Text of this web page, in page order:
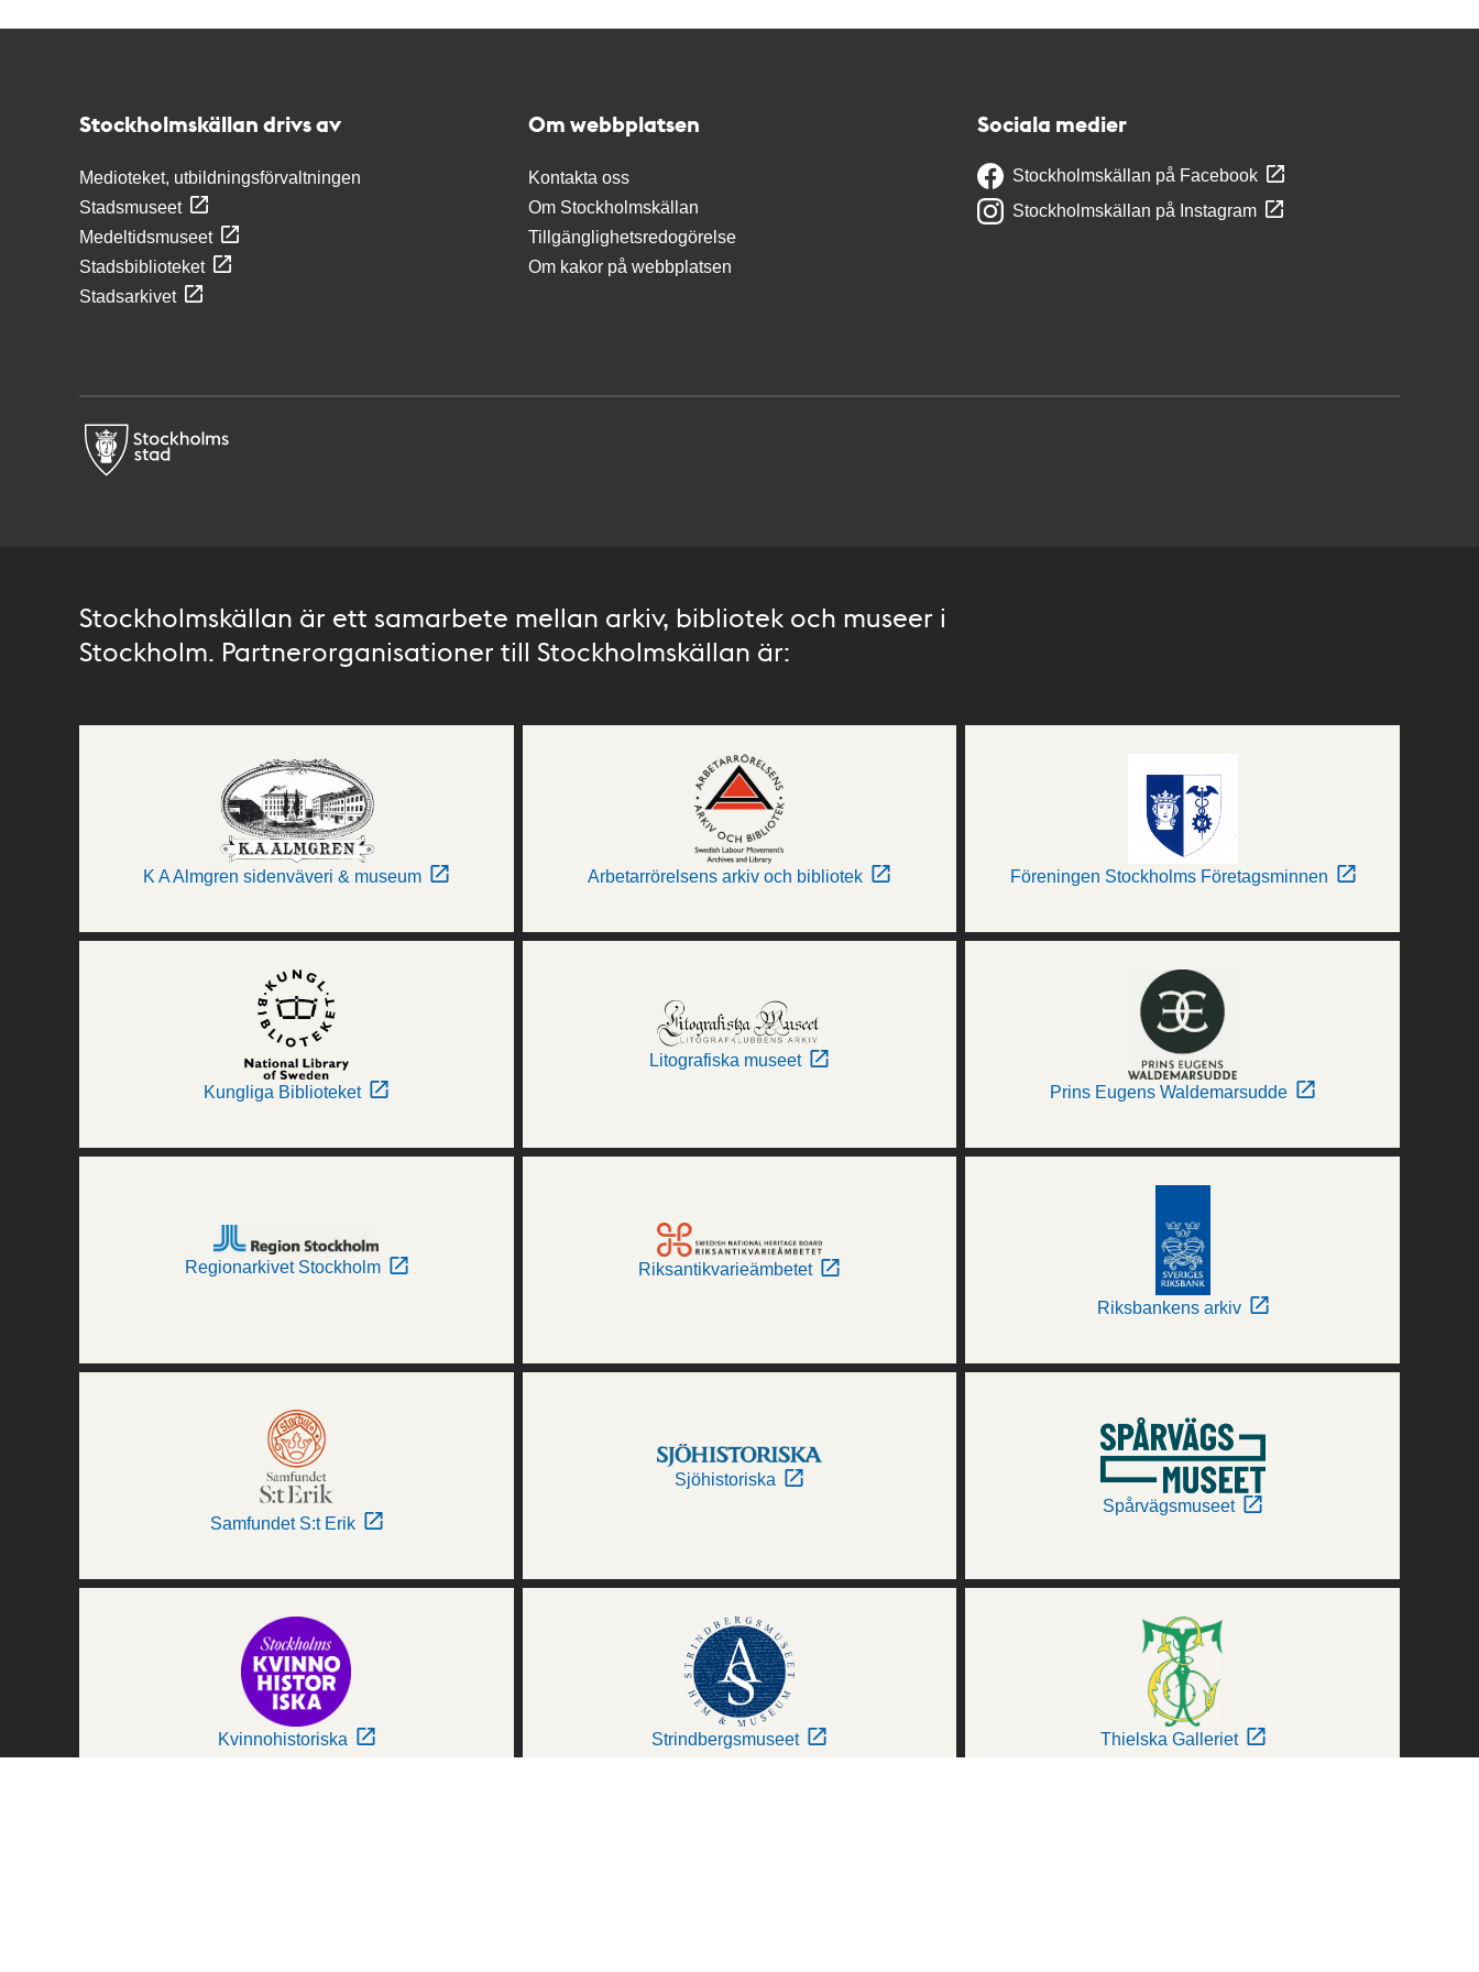
Stockholmskällan drivs av
Medioteket, utbildningsförvaltningen
Stadsmuseet
Medeltidsmuseet
Stadsbiblioteket
Stadsarkivet
Om webbplatsen
Kontakta oss
Om Stockholmskällan
Tillgänglighetsredogörelse
Om kakor på webbplatsen
Sociala medier
Stockholmskällan på Facebook
Stockholmskällan på Instagram
Stockholmskällan är ett samarbete mellan arkiv, bibliotek och museer i
Stockholm. Partnerorganisationer till Stockholmskällan är:
K A Almgren sidenväveri & museum Arbetarrörelsens arkiv och bibliotek Föreningen Stockholms Företagsminnen
Kungliga Biblioteket
Litografiska museet
Prins Eugens Waldemarsudde
Regionarkivet Stockholm Riksantikvarieämbetet
Riksbankens arkiv
Samfundet S:t Erik
Sjöhistoriska
Spårvägsmuseet
Kvinnohistoriska Strindbergsmuseet Thielska Galleriet